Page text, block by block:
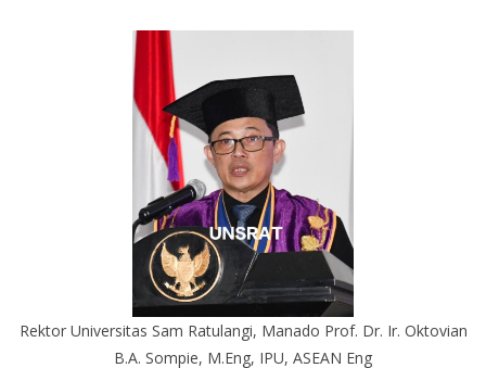
Rektor Universitas Sam Ratulangi, Manado Prof. Dr. Ir. Oktovian
B.A. Sompie, M.Eng, IPU, ASEAN Eng